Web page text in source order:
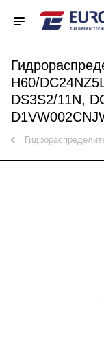
H60/
DS3S2/11N,